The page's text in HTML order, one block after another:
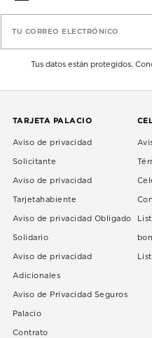
TU CORREO ELECTRÓNICO
Tus datos están protegidos.
TARJETA PALACIO
Aviso de privacidad
Solicitante
Aviso de privacidad
Tarjetahabiente
Aviso de privacidad Obligado
Solidario
Aviso de privacidad
Adicionales
Aviso de Privacidad Seguros
Palacio
Contrato